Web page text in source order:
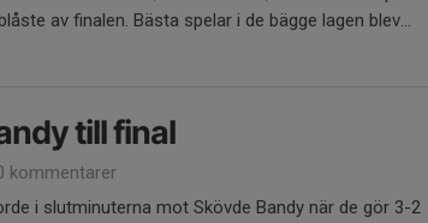
av finalen. Bästa spelar i de bägge lagen blev...
till final
kommentarer
i slutminuterna mot Skövde Bandy när de gör 3-2